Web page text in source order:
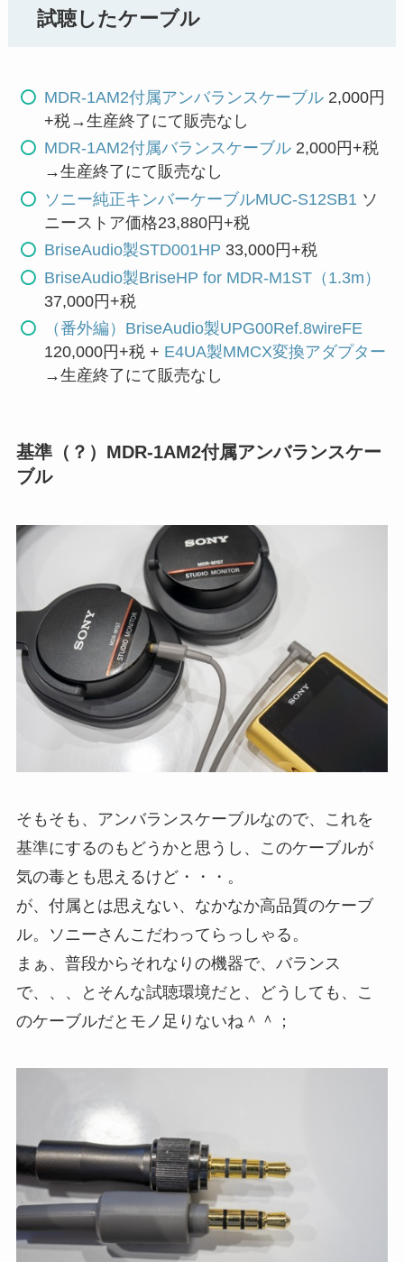
試聴したケーブル
MDR-1AM2付属アンバランスケーブル 2,000円
+税→生産終了にて販売なし
MDR-1AM2付属バランスケーブル 2,000円+税
→生産終了にて販売なし
ソニー純正キンバーケーブルMUC-S12SB1 ソ
ニーストア価格23,880円+税
BriseAudio製STD001HP 33,000円+税
BriseAudio製BriseHP for MDR-M1ST（1.3m）
37,000円+税
（番外編）BriseAudio製UPG00Ref.8wireFE
120,000円+税 + E4UA製MMCX変換アダプター
→生産終了にて販売なし
基準（？）MDR-1AM2付属アンバランスケー
ブル
そもそも、アンバランスケーブルなので、これを
基準にするのもどうかと思うし、このケーブルが
気の毒とも思えるけど・・・。
が、付属とは思えない、なかなか高品質のケーブ
ル。ソニーさんこだわってらっしゃる。
まぁ、普段からそれなりの機器で、バランス
で、、、とそんな試聴環境だと、どうしても、こ
のケーブルだとモノ足りないね＾＾；